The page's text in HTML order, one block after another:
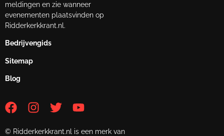
meldingen en zie wanneer
evenementen plaatsvinden op
Ridderkerkkrant.nl.
Bedrijvengids
Sitemap
Blog
© Ridderkerkkrant.nl is een merk van